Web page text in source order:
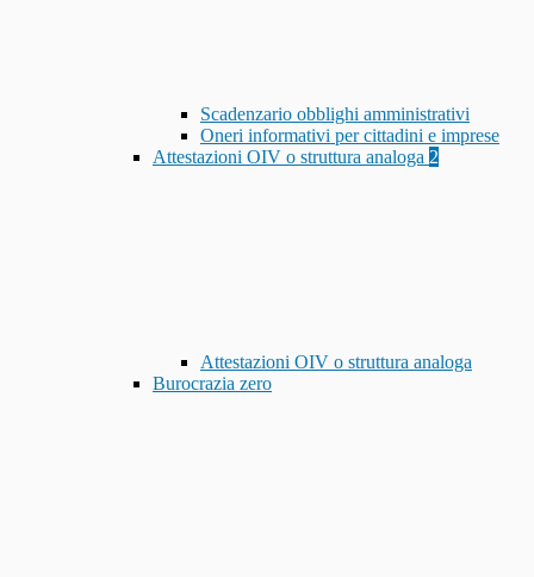
Scadenzario obblighi amministrativi
Oneri informativi per cittadini e imprese
Attestazioni OIV o struttura analoga 2
Attestazioni OIV o struttura analoga
Burocrazia zero